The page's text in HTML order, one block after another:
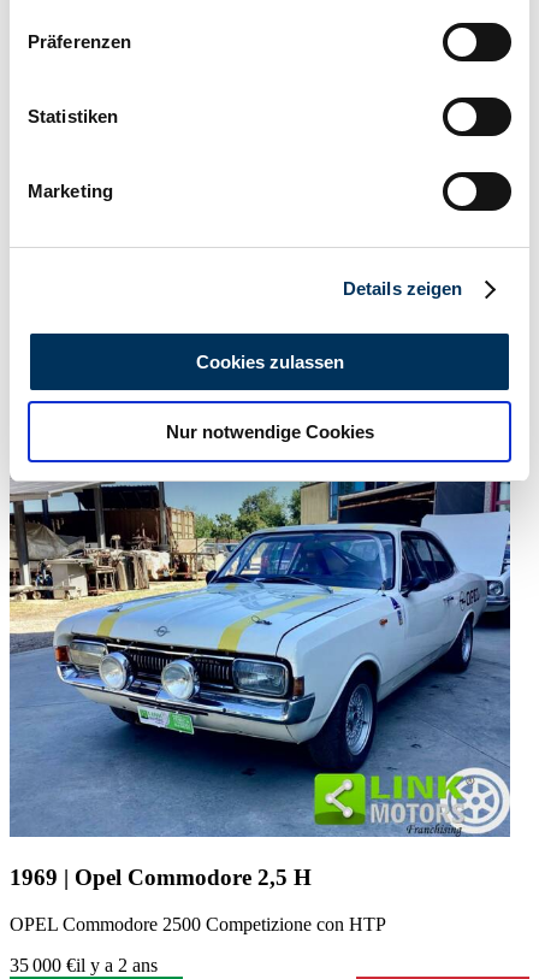
Informationen über Ihre geografische Lage
können
bestimmten Merkmalen (Fingerprinting) identifizieren
Erfahren Sie mehr darüber, wie Ihre persönlichen Daten
analysieren. Außerdem geben wir Informationen zu Ihrer
Verwendung unserer Website an unsere Partner für
soziale Medien, Werbung und Analysen weiter. Unsere
Partner führen diese Informationen möglicherweise mit
weiteren Daten zusammen, die Sie ihnen bereitgestellt
haben oder die sie im Rahmen Ihrer Nutzung der Dienste
gesammelt haben.Datenschutzerklärung
Präferenzen
Statistiken
Marketing
Details zeigen
Cookies zulassen
Nur notwendige Cookies
1969 | Opel Commodore 2,5 H
OPEL Commodore 2500 Competizione con HTP
35 000 €il y a 2 ans